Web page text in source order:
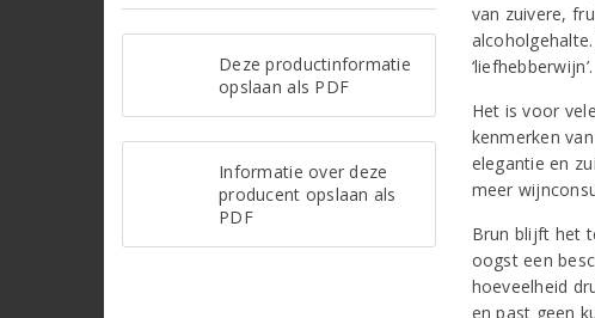
Deze productinformatie
opslaan als PDF
Informatie over deze
producent opslaan als
PDF
van zuivere,
‘liefhebberwijn’.
Het is voor
kenmerken
elegantie en
meer
Brun blijft het
oogst een
hoeveelheid
en past geen